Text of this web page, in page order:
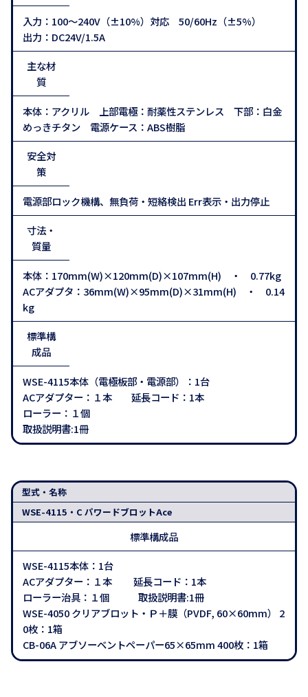
入力：100～240V（±10%）対応 50/60Hz（±5%）
出力：DC24V/1.5A
主な材
質
本体：アクリル 上部電極：耐薬性ステンレス 下部：白金
めっきチタン 電源ケース：ABS樹脂
安全対
策
電源部ロック機構、無負荷・短絡検出 Err表示・出力停止
寸法・
質量
本体：170mm(W)×120mm(D)×107mm(H) ・ 0.77kg
ACアダプタ：36mm(W)×95mm(D)×31mm(H) ・ 0.14
kg
標準構
成品
WSE-4115本体（電極板部・電源部）：1台
ACアダプター：１本 延長コード：1本
ローラー：１個
取扱説明書:1冊
型式・名称
WSE-4115・C パワードブロットAce
標準構成品
WSE-4115本体：1台
ACアダプター：１本 延長コード：1本
ローラー治具：１個 取扱説明書:1冊
WSE-4050 クリアブロット・Ｐ＋膜（PVDF, 60×60mm） 2
0枚：1箱
CB-06A アブソーベントペーパー65×65mm 400枚：1箱